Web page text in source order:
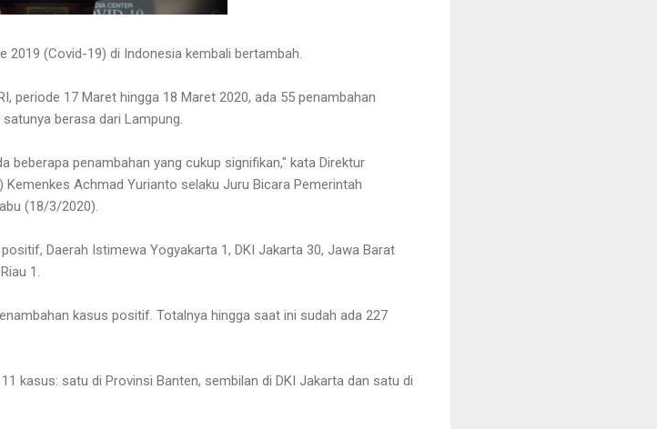
2019 (Covid-19) di Indonesia kembali bertambah.
periode 17 Maret hingga 18 Maret 2020, ada 55 penambahan
berasa dari Lampung.
beberapa penambahan yang cukup signifikan," kata Direktur
Achmad Yurianto selaku Juru Bicara Pemerintah
(18/3/2020).
Daerah Istimewa Yogyakarta 1, DKI Jakarta 30, Jawa Barat
1.
kasus positif. Totalnya hingga saat ini sudah ada 227
kasus: satu di Provinsi Banten, sembilan di DKI Jakarta dan satu di